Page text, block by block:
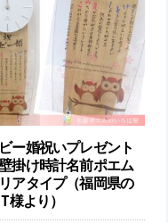
ー婚祝いプレゼント
壁掛け時計名前ポエム
アタイプ（福岡県の
様より ）